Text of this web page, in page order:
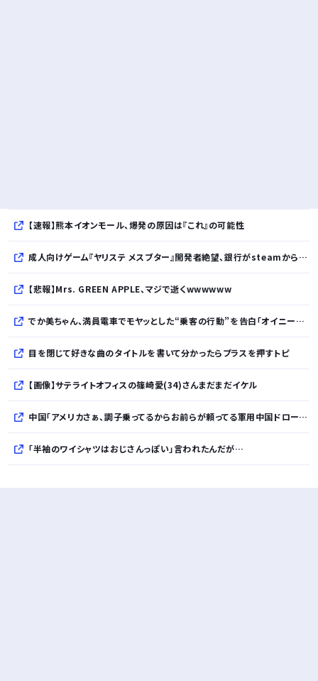
【速報】熊本イオンモール、爆発の原因は『これ』の可能性
成人向けゲーム『ヤリステ メスブター』開発者絶望、銀行がsteamからの入金を拒否→金が入ってなくても売上金額分の納税義務あり
【悲報】Mrs. GREEN APPLE、マジで逝くwwwwww
でか美ちゃん、満員電車でモヤッとした“乗客の行動”を告白「オイニーがつらくて…」
目を閉じて好きな曲のタイトルを書いて分かったらプラスを押すトピ
【画像】サテライトオフィスの篠崎愛(34)さんまだまだイケル
中国「アメリカさぁ、調子乗ってるからお前らが頼ってる軍用中国ドローン輸出禁止するわw」
「半袖のワイシャツはおじさんっぽい」言われたんだが…